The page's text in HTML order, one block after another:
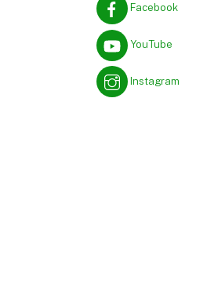
Facebook
YouTube
Instagram